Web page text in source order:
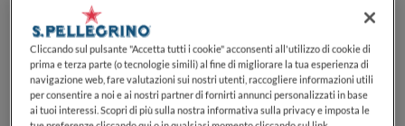
Cliccando sul pulsante "Accetta tutti i cookie" acconsenti all'utilizzo di cookie di
prima e terza parte (o tecnologie simili) al fine di migliorare la tua esperienza di
navigazione web, fare valutazioni sui nostri utenti, raccogliere informazioni utili
per consentire a noi e ai nostri partner di fornirti annunci personalizzati in base
ai tuoi interessi. Scopri di più sulla nostra informativa sulla privacy e imposta le